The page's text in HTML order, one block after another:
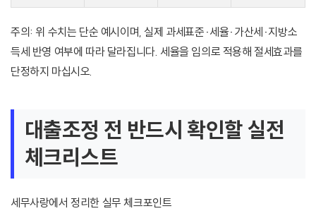
주의: 위 수치는 단순 예시이며, 실제 과세표준·세율·가산세·지방소
득세 반영 여부에 따라 달라집니다. 세율을 임의로 적용해 절세효과를
단정하지 마십시오.
대출조정 전 반드시 확인할 실전
체크리스트
세무사랑에서 정리한 실무 체크포인트